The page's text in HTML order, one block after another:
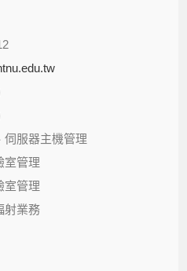
器主機管理
管理
管理
業務